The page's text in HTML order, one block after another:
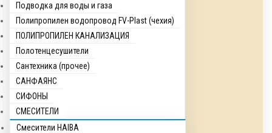
Подводка для воды и газа
Полипропилен водопровод FV-Plast (чехия)
ПОЛИПРОПИЛЕН КАНАЛИЗАЦИЯ
Полотенцесушители
Сантехника (прочее)
САНФАЯНС
СИФОНЫ
СМЕСИТЕЛИ
Смесители HAIBA